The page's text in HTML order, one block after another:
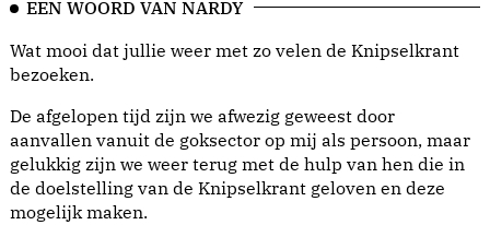
EEN WOORD VAN NARDY
Wat mooi dat jullie weer met zo velen de Knipselkrant
bezoeken.
De afgelopen tijd zijn we afwezig geweest door
aanvallen vanuit de goksector op mij als persoon, maar
gelukkig zijn we weer terug met de hulp van hen die in
de doelstelling van de Knipselkrant geloven en deze
mogelijk maken.